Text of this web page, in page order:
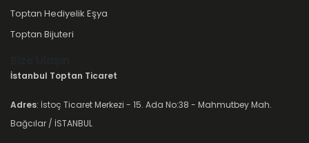
Toptan Hediyelik Eşya
Toptan Bijuteri
İstanbul Toptan Ticaret
Adres: İstoç Ticaret Merkezi - 15. Ada No:38 - Mahmutbey Mah.
Bağcılar / İSTANBUL